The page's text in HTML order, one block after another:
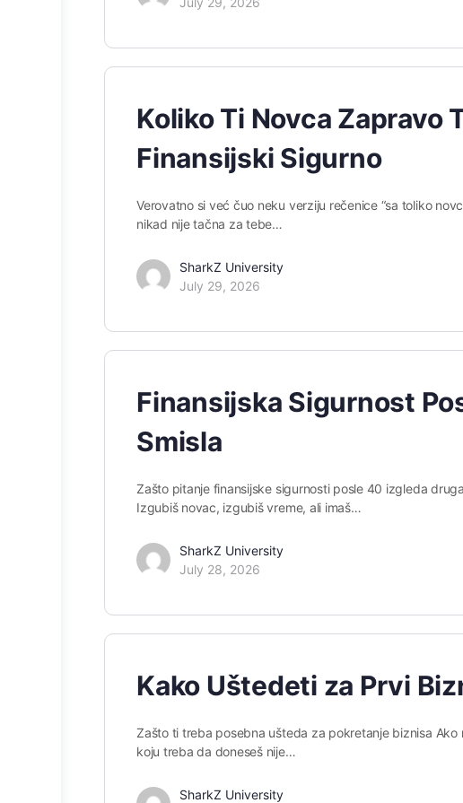
Koliko Ti Novca Zapravo
Finansijski Sigurno
Verovatno si već čuo neku verziju rečenice “sa toliko
nikad nije tačna za tebe…
SharkZ University
July 29, 2026
Finansijska Sigurnost
Smisla
Zašto pitanje finansijske sigurnosti posle 40 izgleda
Izgubiš novac, izgubiš vreme, ali imaš…
SharkZ University
July 28, 2026
Kako Uštedeti za Prvi
Zašto ti treba posebna ušteda za pokretanje biznisa
koju treba da doneseš nije…
SharkZ University